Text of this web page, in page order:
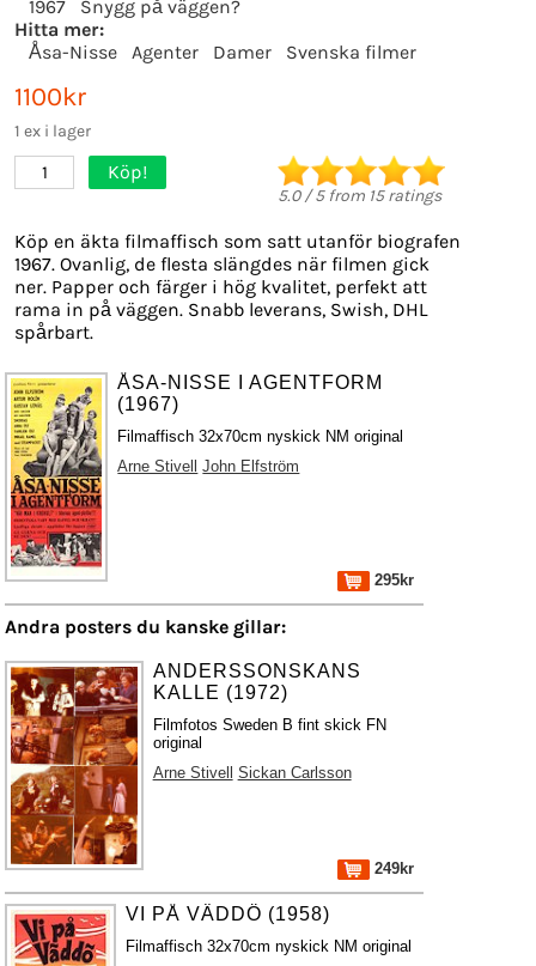
1967
Snygg på väggen?
Hitta mer:
Åsa-Nisse
Agenter Damer Svenska filmer
1100kr
1 ex i lager
1 Köp!
5.0/5from 15ratings
Köp en äkta filmaffisch som satt utanför biografen
1967. Ovanlig, de flesta slängdes när filmen gick
ner. Papper och färger i hög kvalitet, perfekt att
rama in på väggen. Snabb leverans, Swish, DHL
spårbart.
ÅSA-NISSE I AGENTFORM
(1967)
Filmaffisch 32x70cm nyskick NM original
Arne Stivell
John Elfström
295kr
Andra posters du kanske gillar:
ANDERSSONSKANS
KALLE (1972)
Filmfotos Sweden B fint skick FN
original
Arne Stivell
Sickan Carlsson
249kr
VI PÅ VÄDDÖ (1958)
Filmaffisch 32x70cm nyskick NM original